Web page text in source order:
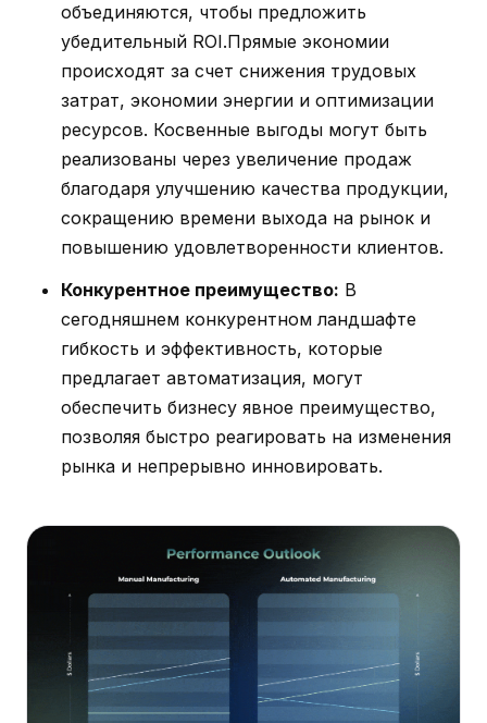
объединяются, чтобы предложить
убедительный ROI.Прямые экономии
происходят за счет снижения трудовых
затрат, экономии энергии и оптимизации
ресурсов. Косвенные выгоды могут быть
реализованы через увеличение продаж
благодаря улучшению качества продукции,
сокращению времени выхода на рынок и
повышению удовлетворенности клиентов.
Конкурентное преимущество: В
сегодняшнем конкурентном ландшафте
гибкость и эффективность, которые
предлагает автоматизация, могут
обеспечить бизнесу явное преимущество,
позволяя быстро реагировать на изменения
рынка и непрерывно инновировать.